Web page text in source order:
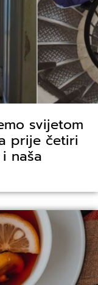
svijetom
prije četiri
naša